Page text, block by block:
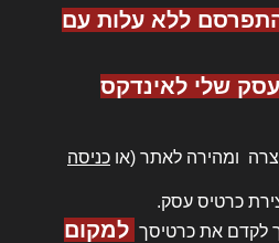
ללא עלות עם
שלי לאינדקס
ומהירה לאתר (או כניסה
כרטיס עסק.
לקדם את כרטיסך למקום